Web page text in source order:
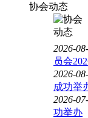
协会动态
2026-
员会
2026-
成功举
2026-
功举办